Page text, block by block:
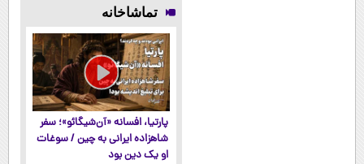
آنلاین و
حضوری
تماشاخانه
پارتیا، افسانه «آن‌شیگائو»؛ سفر
شاهزاده ایرانی به چین / سوغات
او یک دین بود